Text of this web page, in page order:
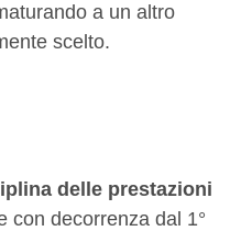
a un altro
scelto.
delle prestazioni
con decorrenza dal 1°